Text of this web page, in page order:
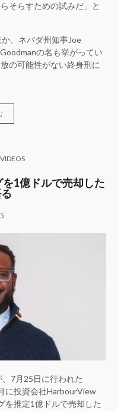
そらすための試みだ」と
、ネバダ州知事Joe
の名も挙がってい
の可能性がない終身刑に
VIDEOS
1億ドルで売却した
7月25日に行われた
に投資会社HarbourView
を推定1億ドルで売却した